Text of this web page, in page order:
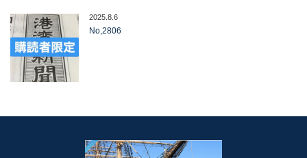
2025.8.6
No,2806